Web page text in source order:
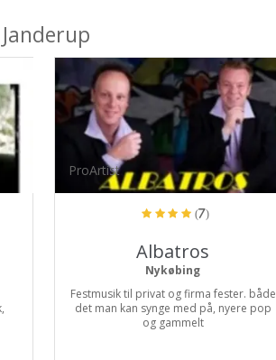
ProArtist
(7)
Albatros
Nykøbing
Festmusik til privat og firma fester. både
det man kan synge med på, nyere pop
og gammelt